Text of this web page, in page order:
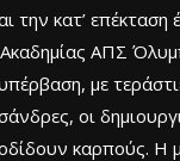
την κατ’ επέκταση
ΑΠΣ
με
οι
καρπούς. Η